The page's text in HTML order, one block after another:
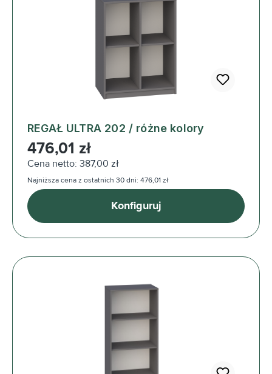
REGAŁ ULTRA 202 / różne kolory
Cena regularna:
476,01 zł
Cena netto: 387,00 zł
Najniższa cena z ostatnich 30 dni: 476,01 zł
Konfiguruj